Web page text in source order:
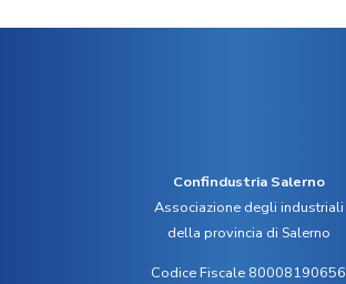
Confindustria Salerno
Associazione degli industriali
della provincia di Salerno
Codice Fiscale 80008190656